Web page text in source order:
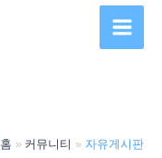
Main
홈 커뮤니티 자유게시판